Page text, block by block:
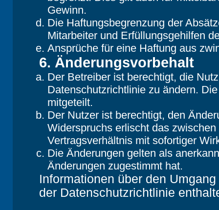
Gewinn.
Die Haftungsbegrenzung der
Mitarbeiter und Erfüllungsgehilfen
Ansprüche für eine Haftung aus
6. Änderungsvorbehalt
Der Betreiber ist berechtigt, die
Datenschutzrichtlinie zu ändern.
mitgeteilt.
Der Nutzer ist berechtigt, den
Widerspruchs erlischt das
Vertragsverhältnis mit sofortiger
Die Änderungen gelten als
Änderungen zugestimmt hat.
Informationen über den
der Datenschutzrichtlinie